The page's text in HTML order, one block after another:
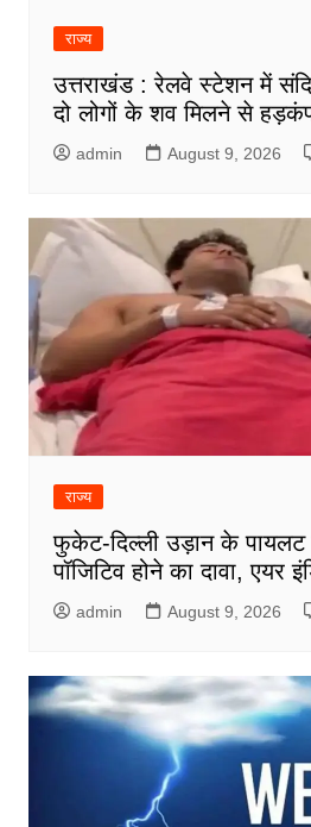
राज्य
उत्तराखंड : रेलवे स्टेशन में
दो लोगों के शव मिलने से
admin August 9, 2026
राज्य
फुकेट-दिल्ली उड़ान के पायलट
पॉजिटिव होने का दावा, एयर
admin August 9, 2026